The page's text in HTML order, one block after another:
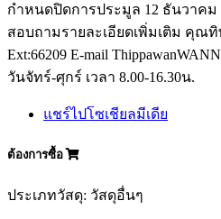
กำหนดปิดการประมูล 12 ธันวาคม
สอบถามรายละเอียดเพิ่มเติม คุณทิ
Ext:66209 E-mail
วันจัทร์-ศุกร์ เวลา 8.00-16.30น.
แชร์ไปโซเชียลมีเดีย
ต้องการซื้อ
ประเภทวัสดุ: วัสดุอื่นๆ